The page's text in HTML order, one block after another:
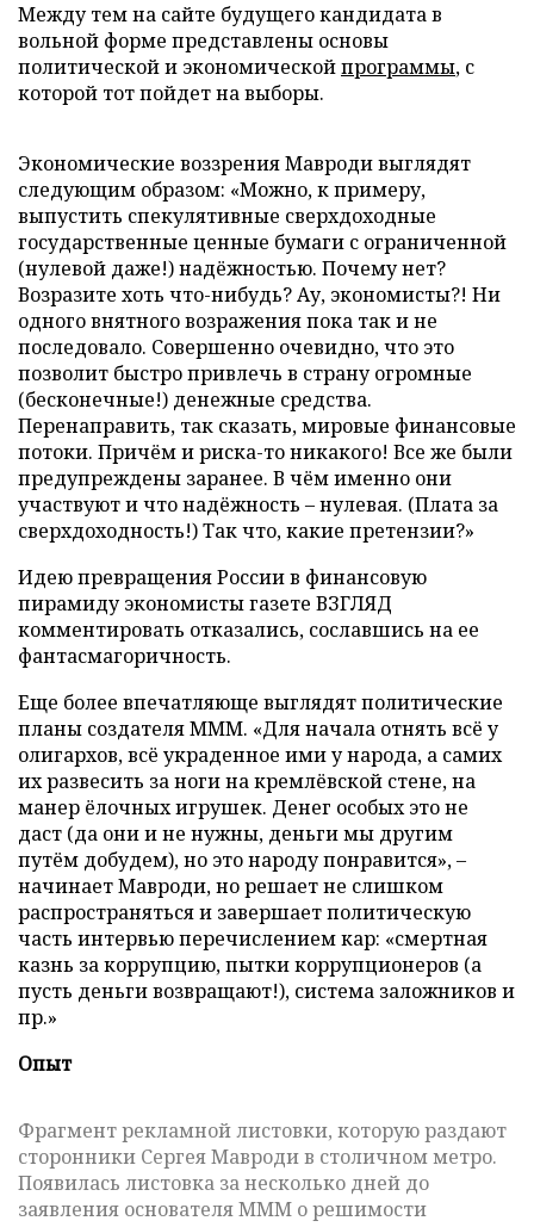
Между тем на сайте будущего кандидата в
вольной форме представлены основы
политической и экономическойпрограммы, с
которой тот пойдет на выборы.
Экономические воззрения Мавроди выглядят
следующим образом: «Можно, к примеру,
выпустить спекулятивные сверхдоходные
государственные ценные бумаги с ограниченной
(нулевой даже!) надёжностью. Почему нет?
Возразите хоть что-нибудь? Ау, экономисты?! Ни
одного внятного возражения пока так и не
последовало. Совершенно очевидно, что это
позволит быстро привлечь в страну огромные
(бесконечные!) денежные средства.
Перенаправить, так сказать, мировые финансовые
потоки. Причём и риска-то никакого! Все же были
предупреждены заранее. В чём именно они
участвуют и что надёжность – нулевая. (Плата за
сверхдоходность!) Так что, какие претензии?»
Идею превращения России в финансовую
пирамиду экономисты газете ВЗГЛЯД
комментировать отказались, сославшись на ее
фантасмагоричность.
Еще более впечатляюще выглядят политические
планы создателя МММ. «Для начала отнять всё у
олигархов, всё украденное ими у народа, а самих
их развесить за ноги на кремлёвской стене, на
манер ёлочных игрушек. Денег особых это не
даст (да они и не нужны, деньги мы другим
путём добудем), но это народу понравится», –
начинает Мавроди, но решает не слишком
распространяться и завершает политическую
часть интервью перечислением кар: «смертная
казнь за коррупцию, пытки коррупционеров (а
пусть деньги возвращают!), система заложников и
пр.»
Опыт
Фрагмент рекламной листовки, которую раздают
сторонники Сергея Мавроди в столичном метро.
Появилась листовка за несколько дней до
заявления основателя МММ о решимости